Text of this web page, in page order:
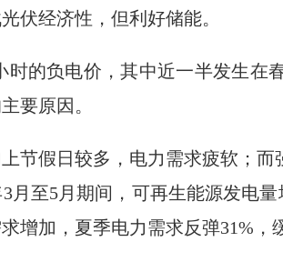
伏经济性，但利好储能。
时的负电价，其中近一半发生
要原因。
节假日较多，电力需求疲软；
月至5月期间，可再生能源发电
增加，夏季电力需求反弹31%，